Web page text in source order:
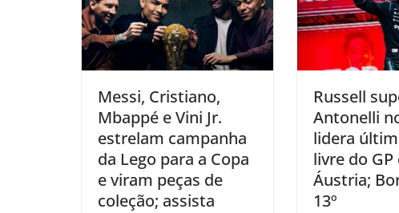
Messi, Cristiano,
Mbappé e Vini Jr.
estrelam campanha
da Lego para a Copa
e viram peças de
coleção; assista
Russell
Antonelli
lidera
livre do GP
Áustria;
13º